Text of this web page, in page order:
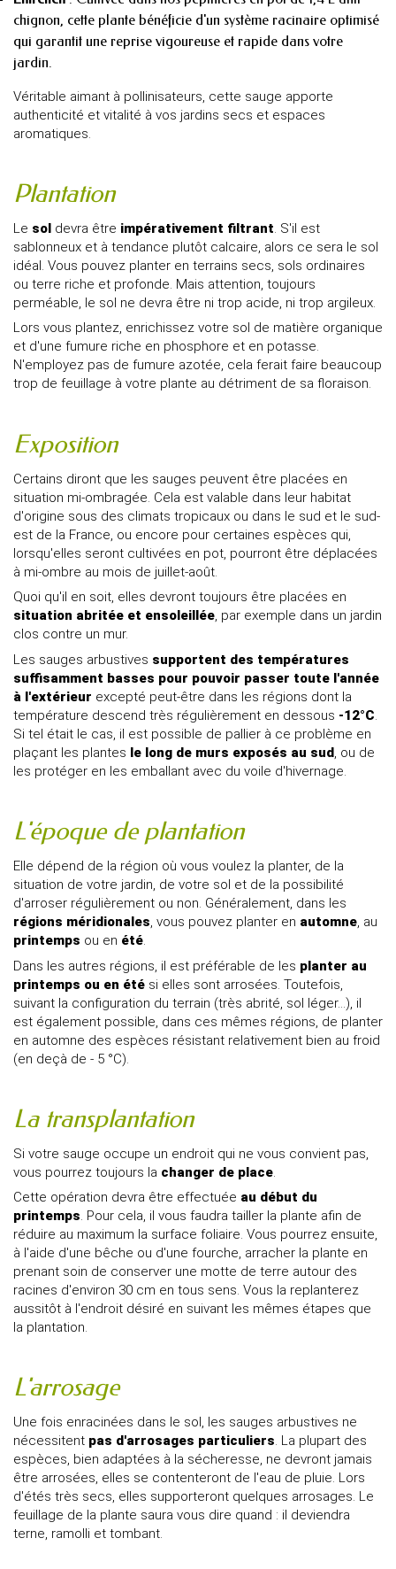
chignon, cette plante bénéficie d'un système racinaire optimisé
qui garantit une reprise vigoureuse et rapide dans votre
jardin.
Véritable aimant à pollinisateurs, cette sauge apporte
authenticité et vitalité à vos jardins secs et espaces
aromatiques.
Plantation
Le sol devra être impérativement filtrant. S'il est
sablonneux et à tendance plutôt calcaire, alors ce sera le sol
idéal. Vous pouvez planter en terrains secs, sols ordinaires
ou terre riche et profonde. Mais attention, toujours
perméable, le sol ne devra être ni trop acide, ni trop argileux.
Lors vous plantez, enrichissez votre sol de matière organique
et d'une fumure riche en phosphore et en potasse.
N'employez pas de fumure azotée, cela ferait faire beaucoup
trop de feuillage à votre plante au détriment de sa floraison.
Exposition
Certains diront que les sauges peuvent être placées en
situation mi-ombragée. Cela est valable dans leur habitat
d'origine sous des climats tropicaux ou dans le sud et le sud-
est de la France, ou encore pour certaines espèces qui,
lorsqu'elles seront cultivées en pot, pourront être déplacées
à mi-ombre au mois de juillet-août.
Quoi qu'il en soit, elles devront toujours être placées en
situation abritée et ensoleillée, par exemple dans un jardin
clos contre un mur.
Les sauges arbustives supportent des températures
suffisamment basses pour pouvoir passer toute l'année
à l'extérieur excepté peut-être dans les régions dont la
température descend très régulièrement en dessous -12°C.
Si tel était le cas, il est possible de pallier à ce problème en
plaçant les plantes le long de murs exposés au sud, ou de
les protéger en les emballant avec du voile d'hivernage.
L'époque de plantation
Elle dépend de la région où vous voulez la planter, de la
situation de votre jardin, de votre sol et de la possibilité
d'arroser régulièrement ou non. Généralement, dans les
régions méridionales, vous pouvez planter en automne, au
printemps ou en été.
Dans les autres régions, il est préférable de les planter au
printemps ou en été si elles sont arrosées. Toutefois,
suivant la configuration du terrain (très abrité, sol léger...), il
est également possible, dans ces mêmes régions, de planter
en automne des espèces résistant relativement bien au froid
(en deçà de - 5 °C).
La transplantation
Si votre sauge occupe un endroit qui ne vous convient pas,
vous pourrez toujours la changer de place.
Cette opération devra être effectuée au début du
printemps. Pour cela, il vous faudra tailler la plante afin de
réduire au maximum la surface foliaire. Vous pourrez ensuite,
à l'aide d'une bêche ou d'une fourche, arracher la plante en
prenant soin de conserver une motte de terre autour des
racines d'environ 30 cm en tous sens. Vous la replanterez
aussitôt à l'endroit désiré en suivant les mêmes étapes que
la plantation.
L'arrosage
Une fois enracinées dans le sol, les sauges arbustives ne
nécessitent pas d'arrosages particuliers. La plupart des
espèces, bien adaptées à la sécheresse, ne devront jamais
être arrosées, elles se contenteront de l'eau de pluie. Lors
d'étés très secs, elles supporteront quelques arrosages. Le
feuillage de la plante saura vous dire quand : il deviendra
terne, ramolli et tombant.